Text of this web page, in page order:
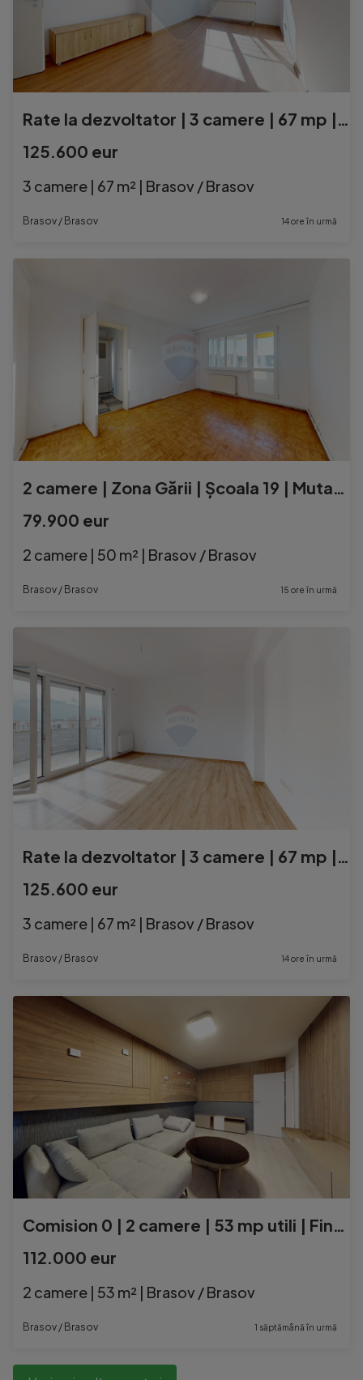
Rate la dezvoltator | 3 camere | 67 mp | Comision 0 | 116...
125.600 eur
3 camere | 67 m² | Brasov / Brasov
Brasov / Brasov 14 ore în urmă
2 camere | Zona Gării | Școala 19 | Mutare imediată |7...
79.900 eur
2 camere | 50 m² | Brasov / Brasov
Brasov / Brasov 15 ore în urmă
Rate la dezvoltator | 3 camere | 67 mp | Comision 0 | 116...
125.600 eur
3 camere | 67 m² | Brasov / Brasov
Brasov / Brasov 14 ore în urmă
Comision 0 | 2 camere | 53 mp utili | Finalizat
112.000 eur
2 camere | 53 m² | Brasov / Brasov
Brasov / Brasov 1 săptămână în urmă